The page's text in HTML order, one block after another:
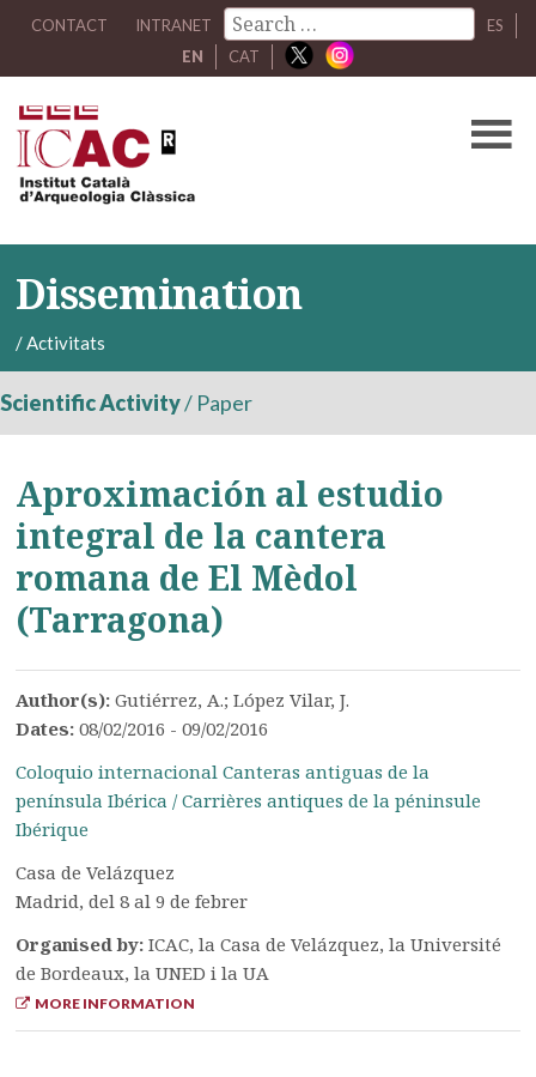
CONTACT INTRANET
ES
EN
CAT
Dissemination
/Activitats
Scientific Activity/ Paper
Aproximación al estudio
integral de la cantera
romana de El Mèdol
(Tarragona)
Author(s):Gutiérrez, A.; López Vilar, J.
Dates:08/02/2016 - 09/02/2016
Coloquio internacional Canteras antiguas de la
península Ibérica / Carrières antiques de la péninsule
Ibérique
Casa de Velázquez
Madrid, del 8 al 9 de febrer
Organised by:ICAC, la Casa de Velázquez, la Université
de Bordeaux, la UNED i la UA
MORE INFORMATION